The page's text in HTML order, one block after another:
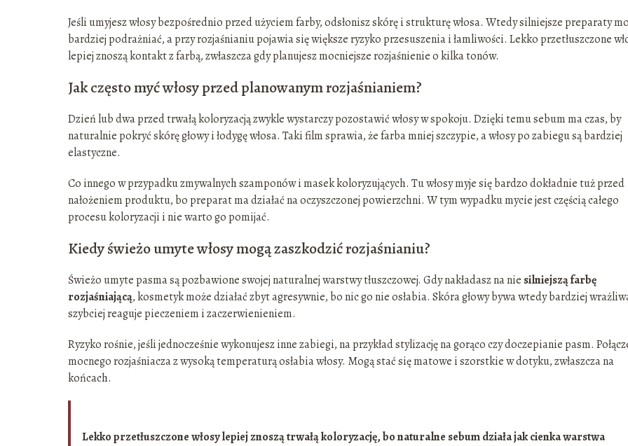
Jeśli umyjesz włosy bezpośrednio przed użyciem farby, odsłonisz skórę i strukturę włosa. Wtedy silniejsze preparaty
bardziej podrażniać, a przy rozjaśnianiu pojawia się większe ryzyko przesuszenia i łamliwości. Lekko przetłuszczone
lepiej znoszą kontakt z farbą, zwłaszcza gdy planujesz mocniejsze rozjaśnienie o kilka tonów.
Jak często myć włosy przed planowanym rozjaśnianiem?
Dzień lub dwa przed trwałą koloryzacją zwykle wystarczy pozostawić włosy w spokoju. Dzięki temu sebum ma czas, by
naturalnie pokryć skórę głowy i łodygę włosa. Taki film sprawia, że farba mniej szczypie, a włosy po zabiegu są bardziej
elastyczne.
Co innego w przypadku zmywalnych szamponów i masek koloryzujących. Tu włosy myje się bardzo dokładnie tuż przed
nałożeniem produktu, bo preparat ma działać na oczyszczonej powierzchni. W tym wypadku mycie jest częścią całego
procesu koloryzacji i nie warto go pomijać.
Kiedy świeżo umyte włosy mogą zaszkodzić rozjaśnianiu?
Świeżo umyte pasma są pozbawione swojej naturalnej warstwy tłuszczowej. Gdy nakładasz na nie silniejszą farbę
rozjaśniającą, kosmetyk może działać zbyt agresywnie, bo nic go nie osłabia. Skóra głowy bywa wtedy bardziej
szybciej reaguje pieczeniem i zaczerwienieniem.
Ryzyko rośnie, jeśli jednocześnie wykonujesz inne zabiegi, na przykład stylizację na gorąco czy doczepianie pasm.
mocnego rozjaśniacza z wysoką temperaturą osłabia włosy. Mogą stać się matowe i szorstkie w dotyku, zwłaszcza na
końcach.
Lekko przetłuszczone włosy lepiej znoszą trwałą koloryzację, bo naturalne sebum działa jak cienka warstwa